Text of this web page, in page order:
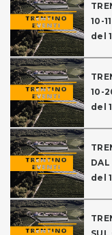
10-
del
10-
del
DAL
del